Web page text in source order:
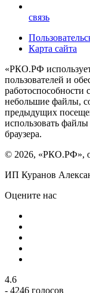
связь
Карта сайта
«РКО.РФ
пользователей и
работоспособности
небольшие файлы,
предыдущих
использовать
браузера.
© 2026, «РКО.РФ»,
ИП Куранов
Оцените нас
4.6
- 4246 голосов